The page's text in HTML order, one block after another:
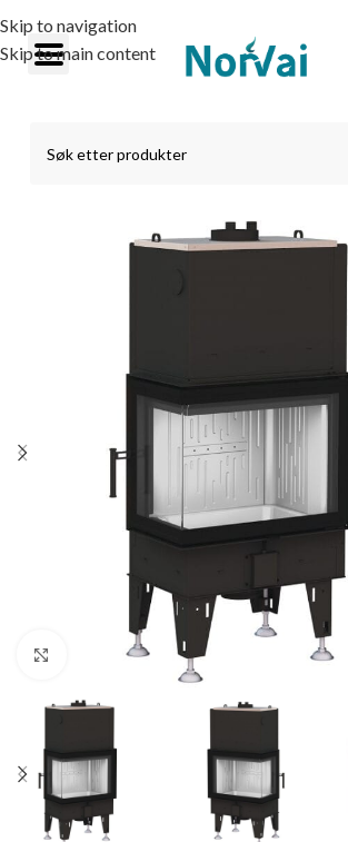
Skip to navigation
Skip to main content
Click to enlarge